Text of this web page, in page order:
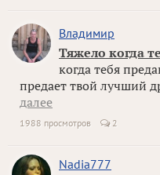
Владимир
Тяжело когда
когда тебя
предает твой лучший
далее
1988 просмотров 2
Nadia777